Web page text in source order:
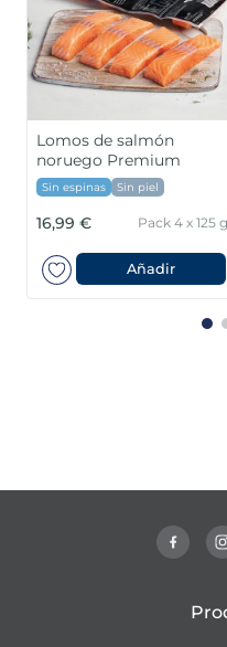
Lomos de salmón
noruego Premium
Sin espinas Sin piel
16,99 € Pack 4 x 125 g
Añadir